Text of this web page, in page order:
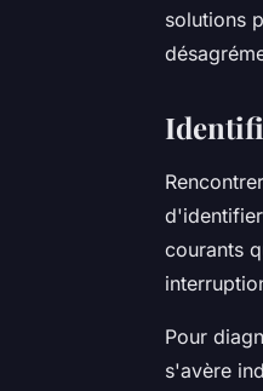
solutions
courants
Pour
s'avère